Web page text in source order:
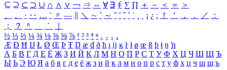
⊆ ⊇ ⊂ ⊃ ∪ ∩ ∧ ∨ ￢ ⇒ ⇔ ∀ ∃ ∮ ∑ ∏ ＋ － ＜ ＝
＞
、
。 · ‥ … ¨ 〃 ― ＼ ∼ ´ ～ ˇ ˘ ˝ ˚ ˙ ¸ ¡ ¿ ː ！ ＇ ， ． ／
：
；
？ ＾ ｀
½ ⅓ ⅔ ¼ ¾ ⅛ ⅜ ⅝ ⅞ ¹ ² ³ ⁴ ⁿ ₁ ₂ ₃ ₄
Æ Ð Ħ Ĳ Ł Ø Œ Þ Ŧ Ŋ æ đ ð ħ ı ĳ ĸ ŀ ł ø œ ß þ ŧ ŋ ŉ
А Б В Г Д Е Ё Ж З И Й К Л М Н О П Р С Т У Ф Х Ц Ч Ш Щ Ъ
Ы Ь Э Ю Я а б в г д е ё ж з и й к л м н о п р с т у ф х ц ч ш щ ъ